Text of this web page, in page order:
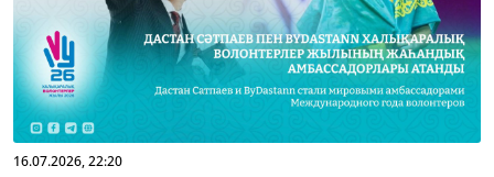
16.07.2026, 22:20